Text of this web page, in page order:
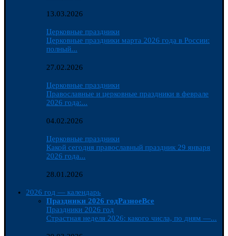
13.03.2026
Церковные праздники
Церковные праздники марта 2026 года в России:
полный...
27.02.2026
Церковные праздники
Православные и церковные праздники в феврале
2026 года:...
04.02.2026
Церковные праздники
Какой сегодня православный праздник 29 января
2026 года...
28.01.2026
2026 год — календарь
Праздники 2026 годРазноеВсе
Праздники 2026 год
Страстная неделя 2026: какого числа, по дням —...